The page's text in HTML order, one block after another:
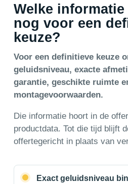
Welke
nog voor een
keuze?
Voor een definitieve keuze
geluidsniveau, exacte
garantie, geschikte ruimte
montagevoorwaarden.
Die informatie hoort in de
productdata. Tot die tijd blijft
offertegericht in plaats van
Exact geluidsniveau